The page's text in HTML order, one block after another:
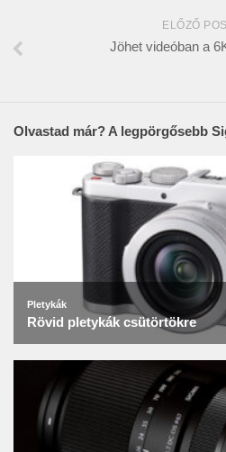
ELŐZŐ
Jöhet videóban a
Olvastad már? A legpörgősebb